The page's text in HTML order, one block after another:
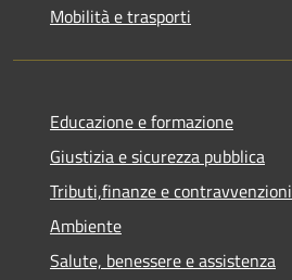
Mobilità e trasporti
Educazione e formazione
Giustizia e sicurezza pubblica
Tributi,finanze e contravvenzioni
Ambiente
Salute, benessere e assistenza